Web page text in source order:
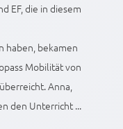
EF, die in diesem
haben, bekamen
Mobilität von
Anna,
den Unterricht ...